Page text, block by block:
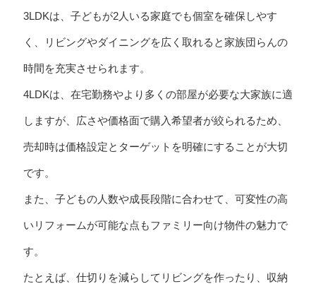
3LDKは、子どもが2人いる家庭でも個室を確保しやす
く、リビングやダイニングを広く取れると家族団らんの
時間を充実させられます。
4LDKは、在宅勤務やより多くの部屋が必要な大家族に適
しますが、広さや価格面で購入希望者が絞られるため、
売却時は価格設定とターゲットを明確にすることが大切
です。
また、子どもの人数や成長段階に合わせて、可変性の高
いリフォームが可能な点もファミリー向け物件の魅力で
す。
たとえば、仕切りを減らしてリビングを作ったり、収納